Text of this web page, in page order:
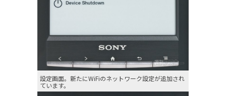
設定画面。新たにWiFiのネットワーク設定が追加され
ています。